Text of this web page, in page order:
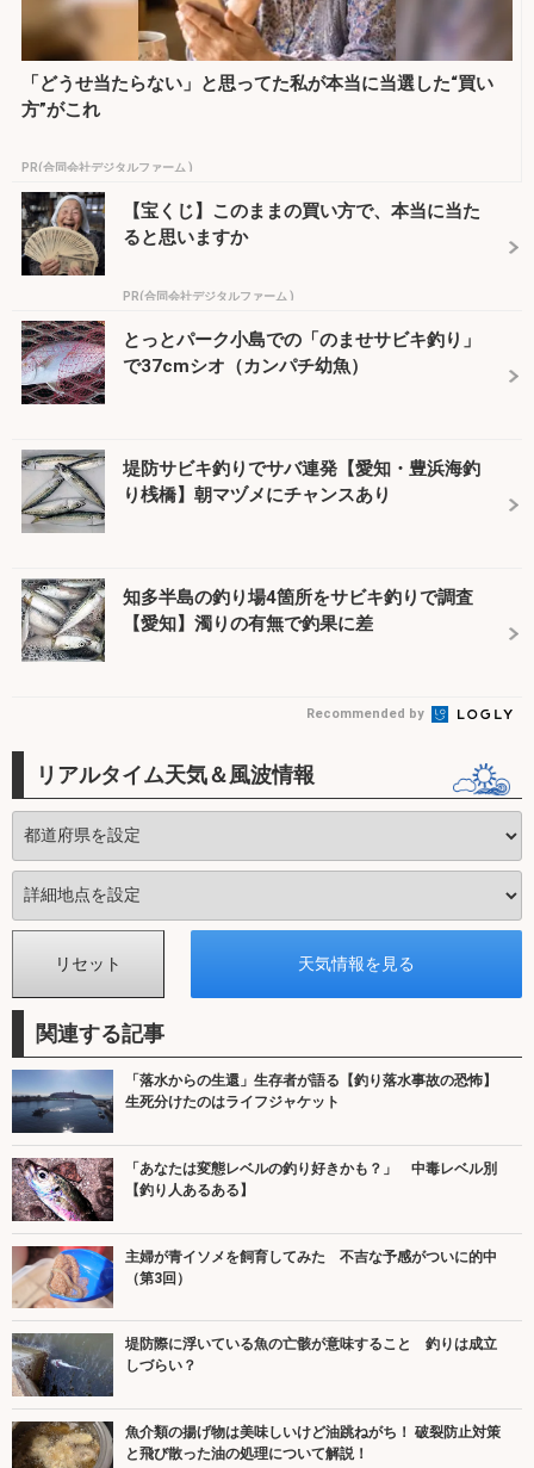
「どうせ当たらない」と思ってた私が本当に当選した“買い
方”がこれ
PR(合同会社デジタルファーム )
【宝くじ】このままの買い方で、本当に当た
ると思いますか
PR(合同会社デジタルファーム )
とっとパーク小島での「のませサビキ釣り」
で37cmシオ（カンパチ幼魚）
堤防サビキ釣りでサバ連発【愛知・豊浜海釣
り桟橋】朝マヅメにチャンスあり
知多半島の釣り場4箇所をサビキ釣りで調査
【愛知】濁りの有無で釣果に差
Recommended by
リアルタイム天気＆風波情報
関連する記事
「落水からの生還」生存者が語る【釣り落水事故の恐怖】
生死分けたのはライフジャケット
「あなたは変態レベルの釣り好きかも？」 中毒レベル別
【釣り人あるある】
主婦が青イソメを飼育してみた 不吉な予感がついに的中
（第3回）
堤防際に浮いている魚の亡骸が意味すること 釣りは成立
しづらい？
魚介類の揚げ物は美味しいけど油跳ねがち！ 破裂防止対策
と飛び散った油の処理について解説！